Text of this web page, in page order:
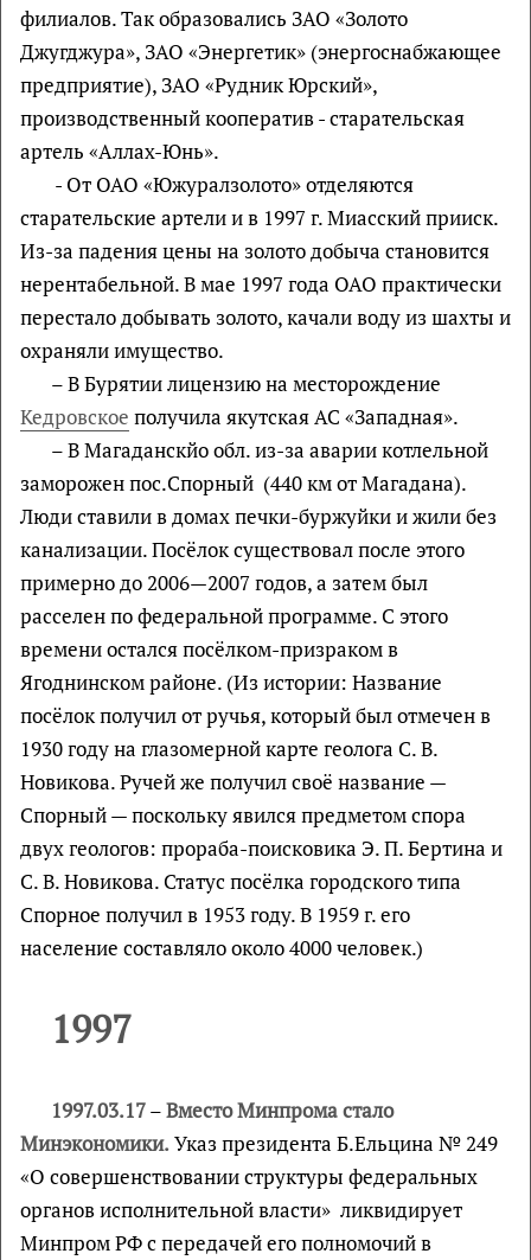
филиалов. Так образовались ЗАО «Золото
Джугджура», ЗАО «Энергетик» (энергоснабжающее
предприятие), ЗАО «Рудник Юрский»,
производственный кооператив - старательская
артель «Аллах-Юнь».
- От ОАО «Южуралзолото» отделяются
старательские артели и в 1997 г. Миасский прииск.
Из-за падения цены на золото добыча становится
нерентабельной. В мае 1997 года ОАО практически
перестало добывать золото, качали воду из шахты и
охраняли имущество.
– В Бурятии лицензию на месторождение
Кедровское получила якутская АС «Западная».
– В Магаданскйо обл. из-за аварии котлельной
заморожен пос.Спорный (440 км от Магадана).
Люди ставили в домах печки-буржуйки и жили без
канализации. Посёлок существовал после этого
примерно до 2006—2007 годов, а затем был
расселен по федеральной программе. С этого
времени остался посёлком-призраком в
Ягоднинском районе. (Из истории: Название
посёлок получил от ручья, который был отмечен в
1930 году на глазомерной карте геолога С. В.
Новикова. Ручей же получил своё название —
Спорный — поскольку явился предметом спора
двух геологов: прораба-поисковика Э. П. Бертина и
С. В. Новикова. Статус посёлка городского типа
Спорное получил в 1953 году. В 1959 г. его
население составляло около 4000 человек.)
1997
1997.03.17–Вместо Минпрома стало
Минэкономики.Указ президента Б.Ельцина № 249
«О совершенствовании структуры федеральных
органов исполнительной власти» ликвидирует
Минпром РФ с передачей его полномочий в